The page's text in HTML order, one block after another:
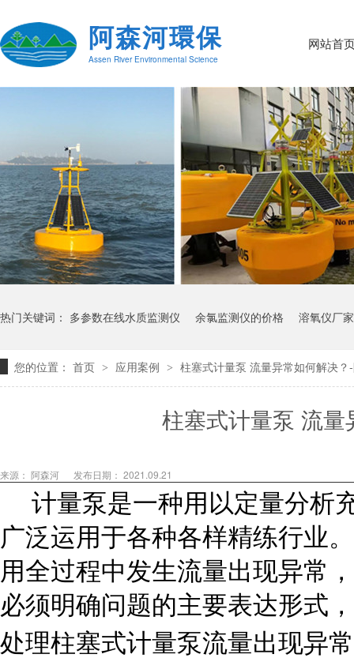
阿森河環保
Assen River Environmental Science
网站首
热门关键词： 多参数在线水质监测仪 余氯监测仪的价格 溶氧仪厂家
您的位置： 首页 > 应用案例 > 柱塞式计量泵 流量异常如何解决？
柱塞式计量泵 流
来源： 阿森河 发布日期： 2021.09.21
计量泵是一种用以定量分析
广泛运用于各种各样精练行业
用全过程中发生流量出现异常
必须明确问题的主要表达形式
处理柱塞式计量泵流量出现异